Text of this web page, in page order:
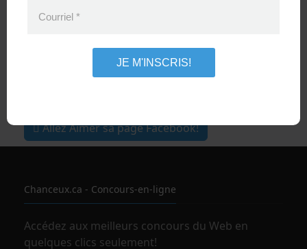
Inscrivez-vous
Bien sûr! Je m'inscris tout de suite!
Il vous Aime!
Allez Aimer sa page Facebook!
Chanceux.ca - Concours-en-ligne
Accédez aux meilleurs concours du Web en
quelques clics seulement!
Courriel *
JE M'INSCRIS!